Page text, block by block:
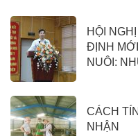
HỘI
ĐỊNH
NUÔI:
CÁCH
NHẬN